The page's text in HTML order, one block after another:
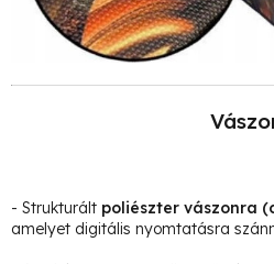
- Strukturált poliészter vászonra
amelyet digitális nyomtatásra